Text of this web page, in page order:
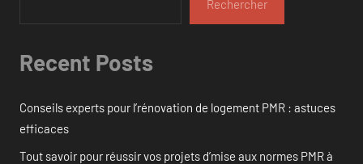
Rechercher
Recent Posts
Conseils experts pour l’rénovation de logement PMR : astuces
efficaces
Tout savoir pour réussir vos projets d’mise aux normes PMR à